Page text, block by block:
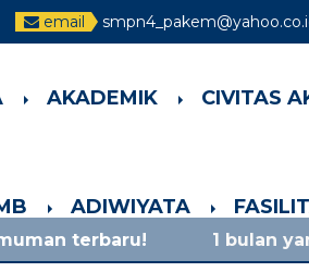
email
AKADEMIK CIVITAS
ADIWIYATA
1 bulan yang lalu/